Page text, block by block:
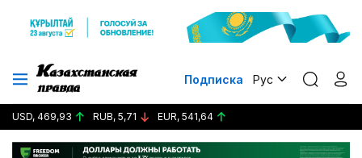
Подписка Рус
USD, 469,93 RUB, 5,71 EUR, 541,64